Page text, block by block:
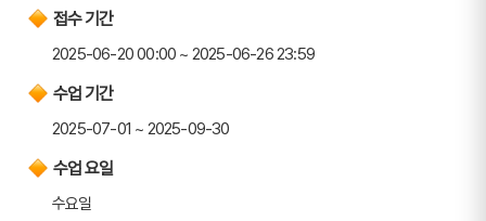
접수 기간
2025-06-20 00:00 ~ 2025-06-26 23:59
수업 기간
2025-07-01 ~ 2025-09-30
수업 요일
수요일